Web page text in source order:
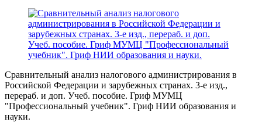
Сравнительный анализ налогового администрирования в
Российской Федерации и зарубежных странах. 3-е изд.,
перераб. и доп. Учеб. пособие. Гриф МУМЦ
"Профессиональный учебник". Гриф НИИ образования и
науки.